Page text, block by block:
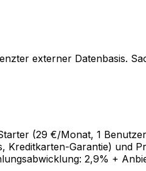
externer Datenbasis.
(29 €/Monat, 1
Kreditkarten-Garantie) und
2,9% +